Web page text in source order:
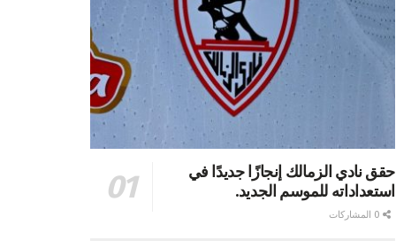
حقق نادي الزمالك إنجازًا جديدًا في
استعداداته للموسم الجديد.